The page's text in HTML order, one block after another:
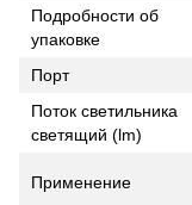
Подробности об
упаковке
Порт
Поток светильника
светящий (lm)
Применение